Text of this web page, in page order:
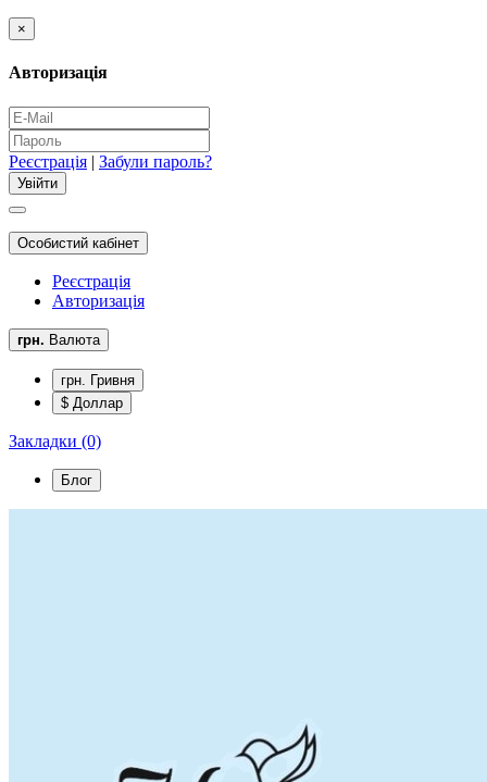
×
Авторизація
Реєстрація | Забули пароль?
Особистий кабінет
Реєстрація
Авторизація
грн. Валюта
грн. Гривня
$ Доллар
Закладки (0)
Блог